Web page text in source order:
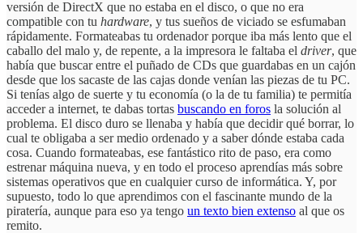
versión de DirectX que no estaba en el disco, o que no era
compatible con tu hardware, y tus sueños de viciado se esfumaban
rápidamente. Formateabas tu ordenador porque iba más lento que el
caballo del malo y, de repente, a la impresora le faltaba el driver, que
había que buscar entre el puñado de CDs que guardabas en un cajón
desde que los sacaste de las cajas donde venían las piezas de tu PC.
Si tenías algo de suerte y tu economía (o la de tu familia) te permitía
acceder a internet, te dabas tortas buscando en foros la solución al
problema. El disco duro se llenaba y había que decidir qué borrar, lo
cual te obligaba a ser medio ordenado y a saber dónde estaba cada
cosa. Cuando formateabas, ese fantástico rito de paso, era como
estrenar máquina nueva, y en todo el proceso aprendías más sobre
sistemas operativos que en cualquier curso de informática. Y, por
supuesto, todo lo que aprendimos con el fascinante mundo de la
piratería, aunque para eso ya tengo un texto bien extenso al que os
remito.